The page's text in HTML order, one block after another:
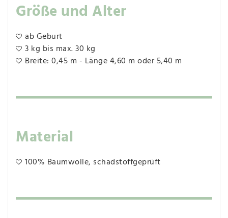
Größe und Alter
ab Geburt
3 kg bis max. 30 kg
Breite: 0,45 m - Länge 4,60 m oder 5,40 m
Material
100% Baumwolle, schadstoffgeprüft